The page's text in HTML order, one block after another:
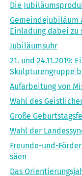
Die
Gemeindejubiläum
Einladung dabei zu
Jubiläumsuhr
21. und 24.11.2019:
Skulpturengruppe
Aufarbeitung von
Wahl des
Große
Wahl der
Freunde-und-
säen
Das